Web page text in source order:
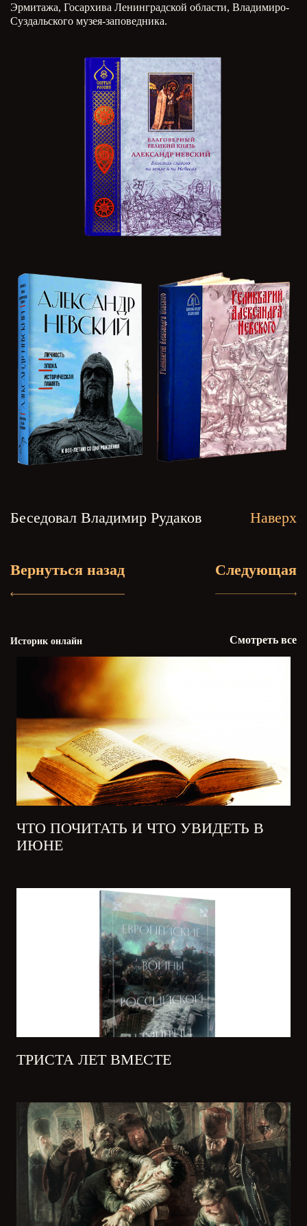
Эрмитажа, Госархива Ленинградской области, Владимиро-
Суздальского музея-заповедника.
Беседовал Владимир Рудаков Наверх
Вернуться назад Следующая
Историк онлайн Смотреть все
ЧТО ПОЧИТАТЬ И ЧТО УВИДЕТЬ В
ИЮНЕ
ТРИСТА ЛЕТ ВМЕСТЕ